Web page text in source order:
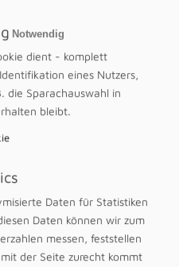
zur pädiatrischen
im Bereich
Berlin
Notwendig
dient - komplett
eines Nutzers,
die Sparachauswahl in
bleibt.
Daten für Statistiken
Daten können wir zum
messen, feststellen
der Seite zurecht kommt